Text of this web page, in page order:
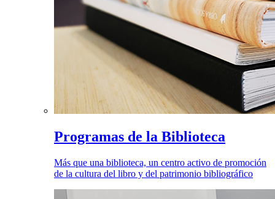
Programas de la Biblioteca
Más que una biblioteca, un centro activo de promoción
de la cultura del libro y del patrimonio bibliográfico